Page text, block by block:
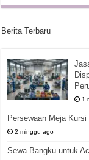
Berita Terbaru
1
Persewaan Meja
2 minggu ago
Sewa Bangku untuk